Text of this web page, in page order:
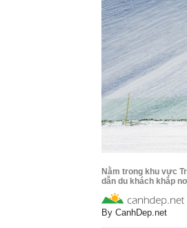
Nằm trong khu vực
dẫn du khách khắp
By CanhDep.net